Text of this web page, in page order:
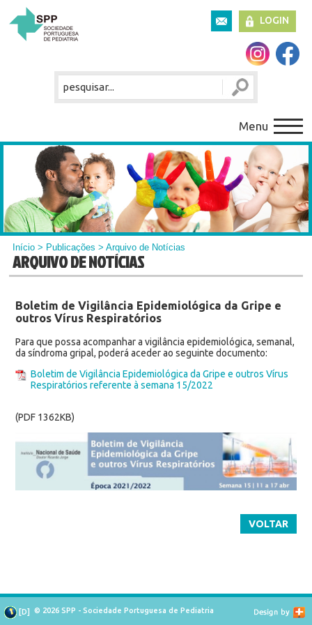
LOGIN
Menu
Início > Publicações > Arquivo de Notícias
ARQUIVO DE NOTÍCIAS
Boletim de Vigilância Epidemiológica da Gripe e
outros Vírus Respiratórios
Para que possa acompanhar a vigilância epidemiológica, semanal,
da síndroma gripal, poderá aceder ao seguinte documento:
Boletim de Vigilância Epidemiológica da Gripe e outros Vírus
Respiratórios referente à semana 15/2022
(PDF 1362KB)
VOLTAR
[D] © 2026 SPP - Sociedade Portuguesa de Pediatria